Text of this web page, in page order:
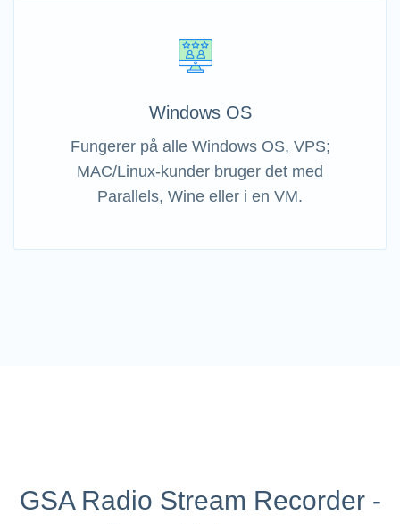
Windows OS
Fungerer på alle Windows OS, VPS;
MAC/Linux-kunder bruger det med
Parallels, Wine eller i en VM.
GSA Radio Stream Recorder -